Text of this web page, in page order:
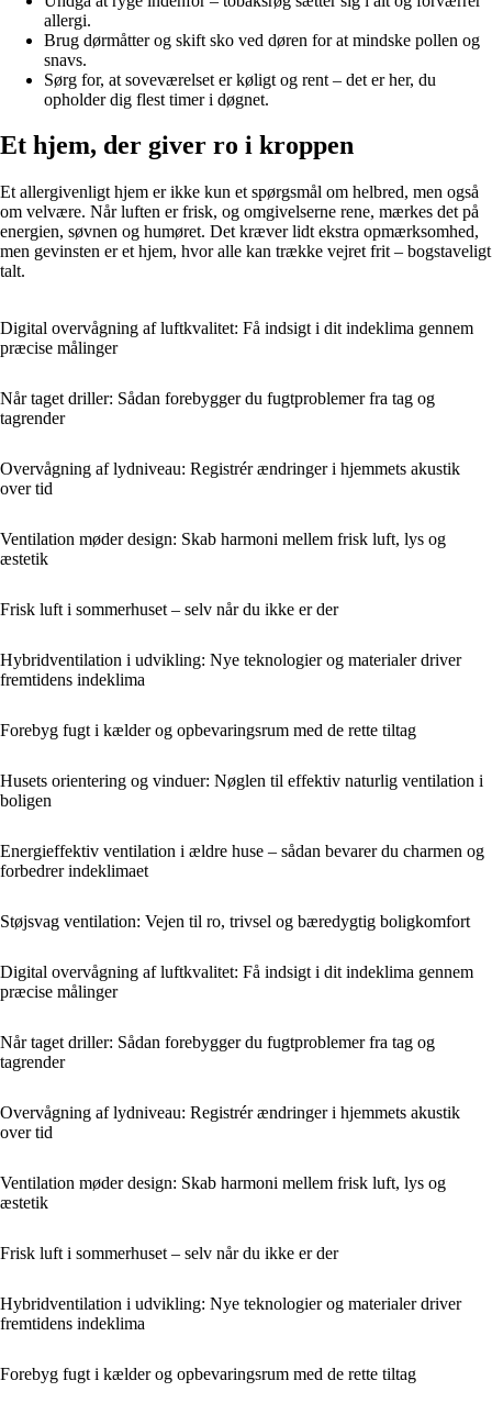
allergi.
Brug dørmåtter og skift sko ved døren for at mindske pollen og
snavs.
Sørg for, at soveværelset er køligt og rent – det er her, du
opholder dig flest timer i døgnet.
Et hjem, der giver ro i kroppen
Et allergivenligt hjem er ikke kun et spørgsmål om helbred, men også
om velvære. Når luften er frisk, og omgivelserne rene, mærkes det på
energien, søvnen og humøret. Det kræver lidt ekstra opmærksomhed,
men gevinsten er et hjem, hvor alle kan trække vejret frit – bogstaveligt
talt.
Digital overvågning af luftkvalitet: Få indsigt i dit indeklima gennem
præcise målinger
Når taget driller: Sådan forebygger du fugtproblemer fra tag og
tagrender
Overvågning af lydniveau: Registrér ændringer i hjemmets akustik
over tid
Ventilation møder design: Skab harmoni mellem frisk luft, lys og
æstetik
Frisk luft i sommerhuset – selv når du ikke er der
Hybridventilation i udvikling: Nye teknologier og materialer driver
fremtidens indeklima
Forebyg fugt i kælder og opbevaringsrum med de rette tiltag
Husets orientering og vinduer: Nøglen til effektiv naturlig ventilation i
boligen
Energieffektiv ventilation i ældre huse – sådan bevarer du charmen og
forbedrer indeklimaet
Støjsvag ventilation: Vejen til ro, trivsel og bæredygtig boligkomfort
Digital overvågning af luftkvalitet: Få indsigt i dit indeklima gennem
præcise målinger
Når taget driller: Sådan forebygger du fugtproblemer fra tag og
tagrender
Overvågning af lydniveau: Registrér ændringer i hjemmets akustik
over tid
Ventilation møder design: Skab harmoni mellem frisk luft, lys og
æstetik
Frisk luft i sommerhuset – selv når du ikke er der
Hybridventilation i udvikling: Nye teknologier og materialer driver
fremtidens indeklima
Forebyg fugt i kælder og opbevaringsrum med de rette tiltag